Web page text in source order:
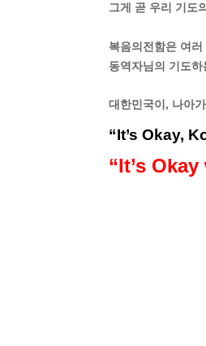
그게 곧 우리 기도
복음의전함은 여
동역자님의 기도
대한민국이, 나아
“It’s Okay,
“It’s